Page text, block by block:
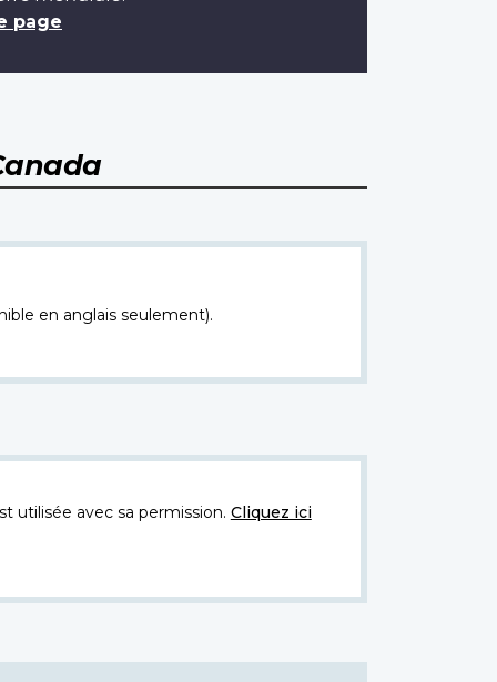
page
en anglais seulement).
utilisée avec sa permission. Cliquez ici